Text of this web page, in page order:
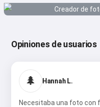
Opiniones de usuarios
🌲 Hannah L.
Necesitaba una foto con